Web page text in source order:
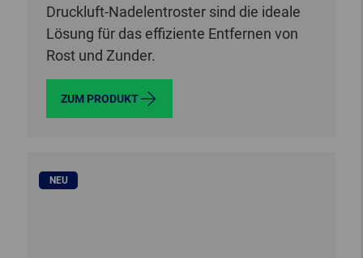
Druckluft-Nadelentroster sind die ideale
Lösung für das effiziente Entfernen von
Rost und Zunder.
ZUM PRODUKT
NEU